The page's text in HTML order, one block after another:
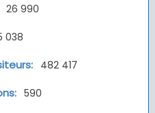
26 990
038
482 417
590